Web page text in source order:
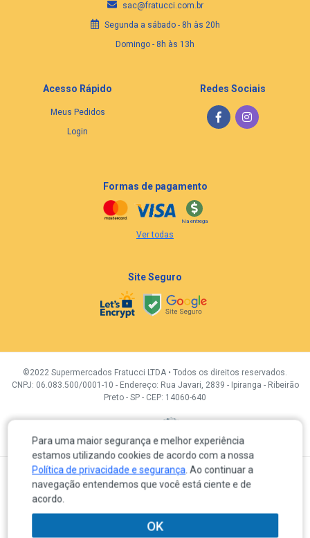
sac@fratucci.com.br
Segunda a sábado - 8h às 20h
Domingo - 8h às 13h
Acesso Rápido
Meus Pedidos
Login
Redes Sociais
Formas de pagamento
Na entrega
Ver todas
Site Seguro
©2022 Supermercados Fratucci LTDA • Todos os direitos reservados.
CNPJ: 06.083.500/0001-10 - Endereço: Rua Javari, 2839 - Ipiranga - Ribeirão
Preto - SP - CEP: 14060-640
A venda e o consumo de bebidas alcoólicas são proibidas para menores de 18 anos.
Em caso de divergência de preços no próprio site, é válido somente o valor do Carrinho de compras.
Os produtos, preços e condições de pagamento são válidos exclusivamente para a loja eletrônica
durante o dia de hoje, sujeitas a alterações sem prévia notificação. Os preços previstos no site
veiculados em redes sociais, e-mail, sites de buscas ou meios impressos.
Os itens em promoção poderão ter quantidades limitadas por clientes de acordo com o artigo 39 – I
Para uma maior segurança e melhor experiência
estamos utilizando cookies de acordo com a nossa
Política de privacidade e segurança. Ao continuar a
navegação entendemos que você está ciente e de
acordo.
OK